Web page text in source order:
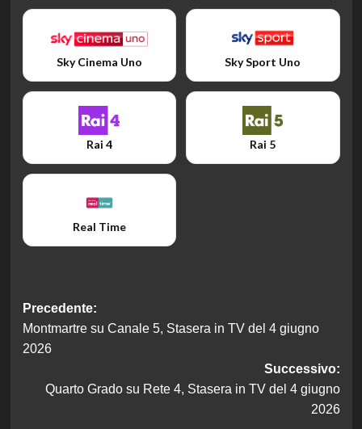
Sky Cinema Uno Sky Sport Uno
Rai 4 Rai 5
Real Time
Navigazione
articolo
Precedente:
Montmartre su Canale 5, Stasera in TV del 4 giugno
2026
Successivo:
Quarto Grado su Rete 4, Stasera in TV del 4 giugno
2026